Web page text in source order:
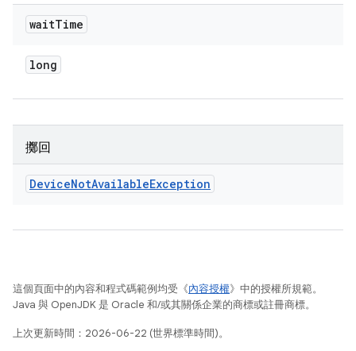
waitTime
long
擲回
DeviceNotAvailableException
這個頁面中的內容和程式碼範例均受《內容授權》中的授權所規範。
Java 與 OpenJDK 是 Oracle 和/或其關係企業的商標或註冊商標。
上次更新時間：2026-06-22 (世界標準時間)。